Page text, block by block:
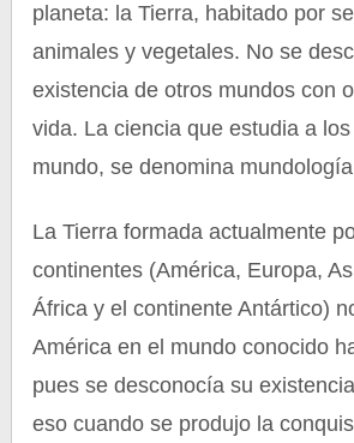
planeta: la Tierra, habitado por
animales y vegetales. No se
existencia de otros mundos con
vida. La ciencia que estudia a
mundo, se denomina mundología
La Tierra formada actualmente
continentes (América, Europa,
África y el continente Antártico)
América en el mundo conocido
pues se desconocía su
eso cuando se produjo la